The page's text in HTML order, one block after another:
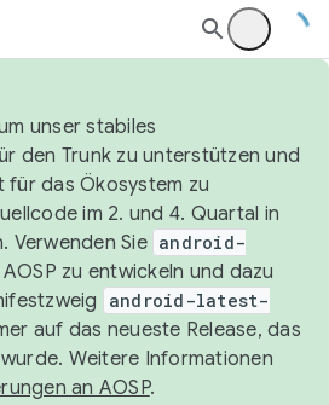
unser stabiles
den Trunk zu unterstützen und
das Ökosystem zu
im 2. und 4. Quartal in
Verwenden Sie android-
AOSP zu entwickeln und dazu
android-latest-
auf das neueste Release, das
Weitere Informationen
an AOSP.